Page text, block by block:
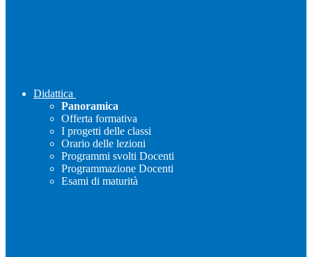
Didattica
Panoramica
Offerta formativa
I progetti delle classi
Orario delle lezioni
Programmi svolti Docenti
Programmazione Docenti
Esami di maturità